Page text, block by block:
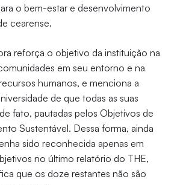
o bem-estar e desenvolvimento
cearense.
reforça o objetivo da instituição na
em seu entorno e na
humanos, e menciona a
de que todas as suas
fato, pautadas pelos Objetivos de
Sustentável. Dessa forma, ainda
sido reconhecida apenas em
no último relatório do THE,
que os doze restantes não são